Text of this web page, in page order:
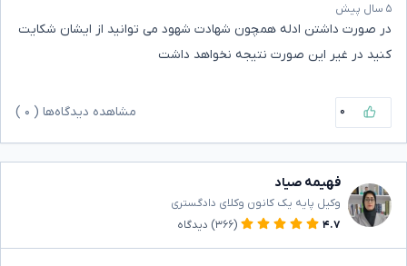
۵ سال پیش
در صورت داشتن ادله همچون شهادت شهود می توانید از ایشان شکایت
کنید در غیر این صورت نتیجه نخواهد داشت
۰ مشاهده دیدگاه‌ها ( ۰
فهیمه صیاد
وکیل پایه یک کانون وکلای دادگستری
۴.۷
(۳۶۶) دیدگاه